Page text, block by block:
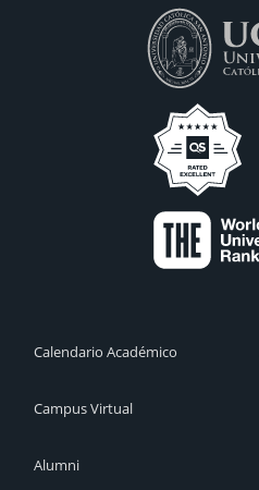
Calendario Académico
Campus Virtual
Alumni